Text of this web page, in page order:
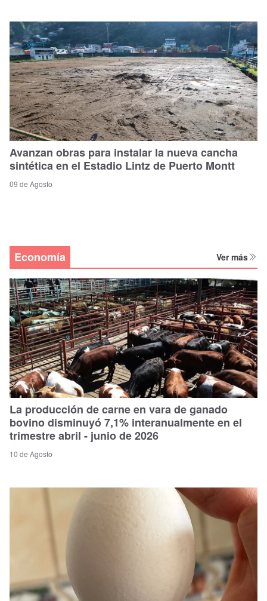
Avanzan obras para instalar la nueva cancha
sintética en el Estadio Lintz de Puerto Montt
09 de Agosto
Economía Ver más
La producción de carne en vara de ganado
bovino disminuyó 7,1% interanualmente en el
trimestre abril - junio de 2026
10 de Agosto